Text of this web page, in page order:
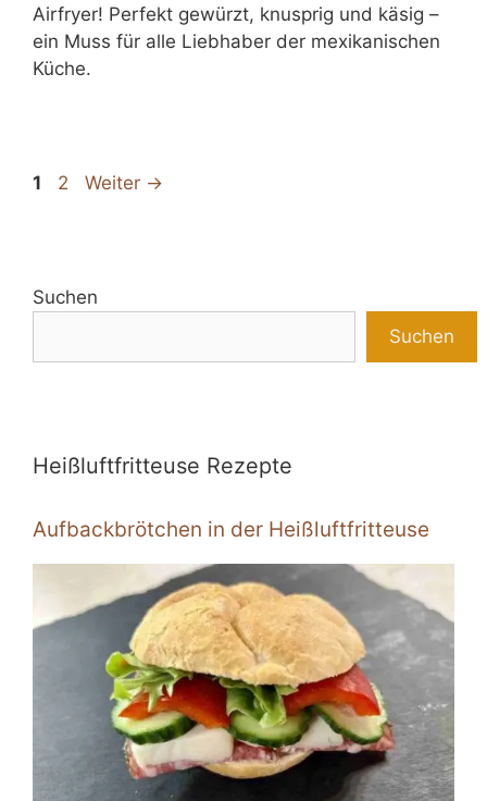
Airfryer! Perfekt gewürzt, knusprig und käsig –
ein Muss für alle Liebhaber der mexikanischen
Küche.
Seite
1 Seite
2 Weiter →
Suchen
Suchen
Heißluftfritteuse Rezepte
Aufbackbrötchen in der Heißluftfritteuse